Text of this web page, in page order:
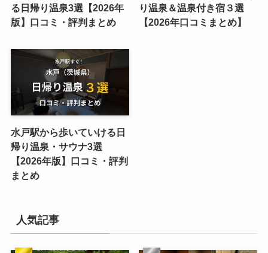
る日帰り温泉3選【2026年
版】口コミ・評判まとめ
り温泉＆温泉付き宿３選
【2026年口コミまとめ】
水戸駅から歩いていける日
帰り温泉・サウナ3選
【2026年版】口コミ・評判
まとめ
人気記事